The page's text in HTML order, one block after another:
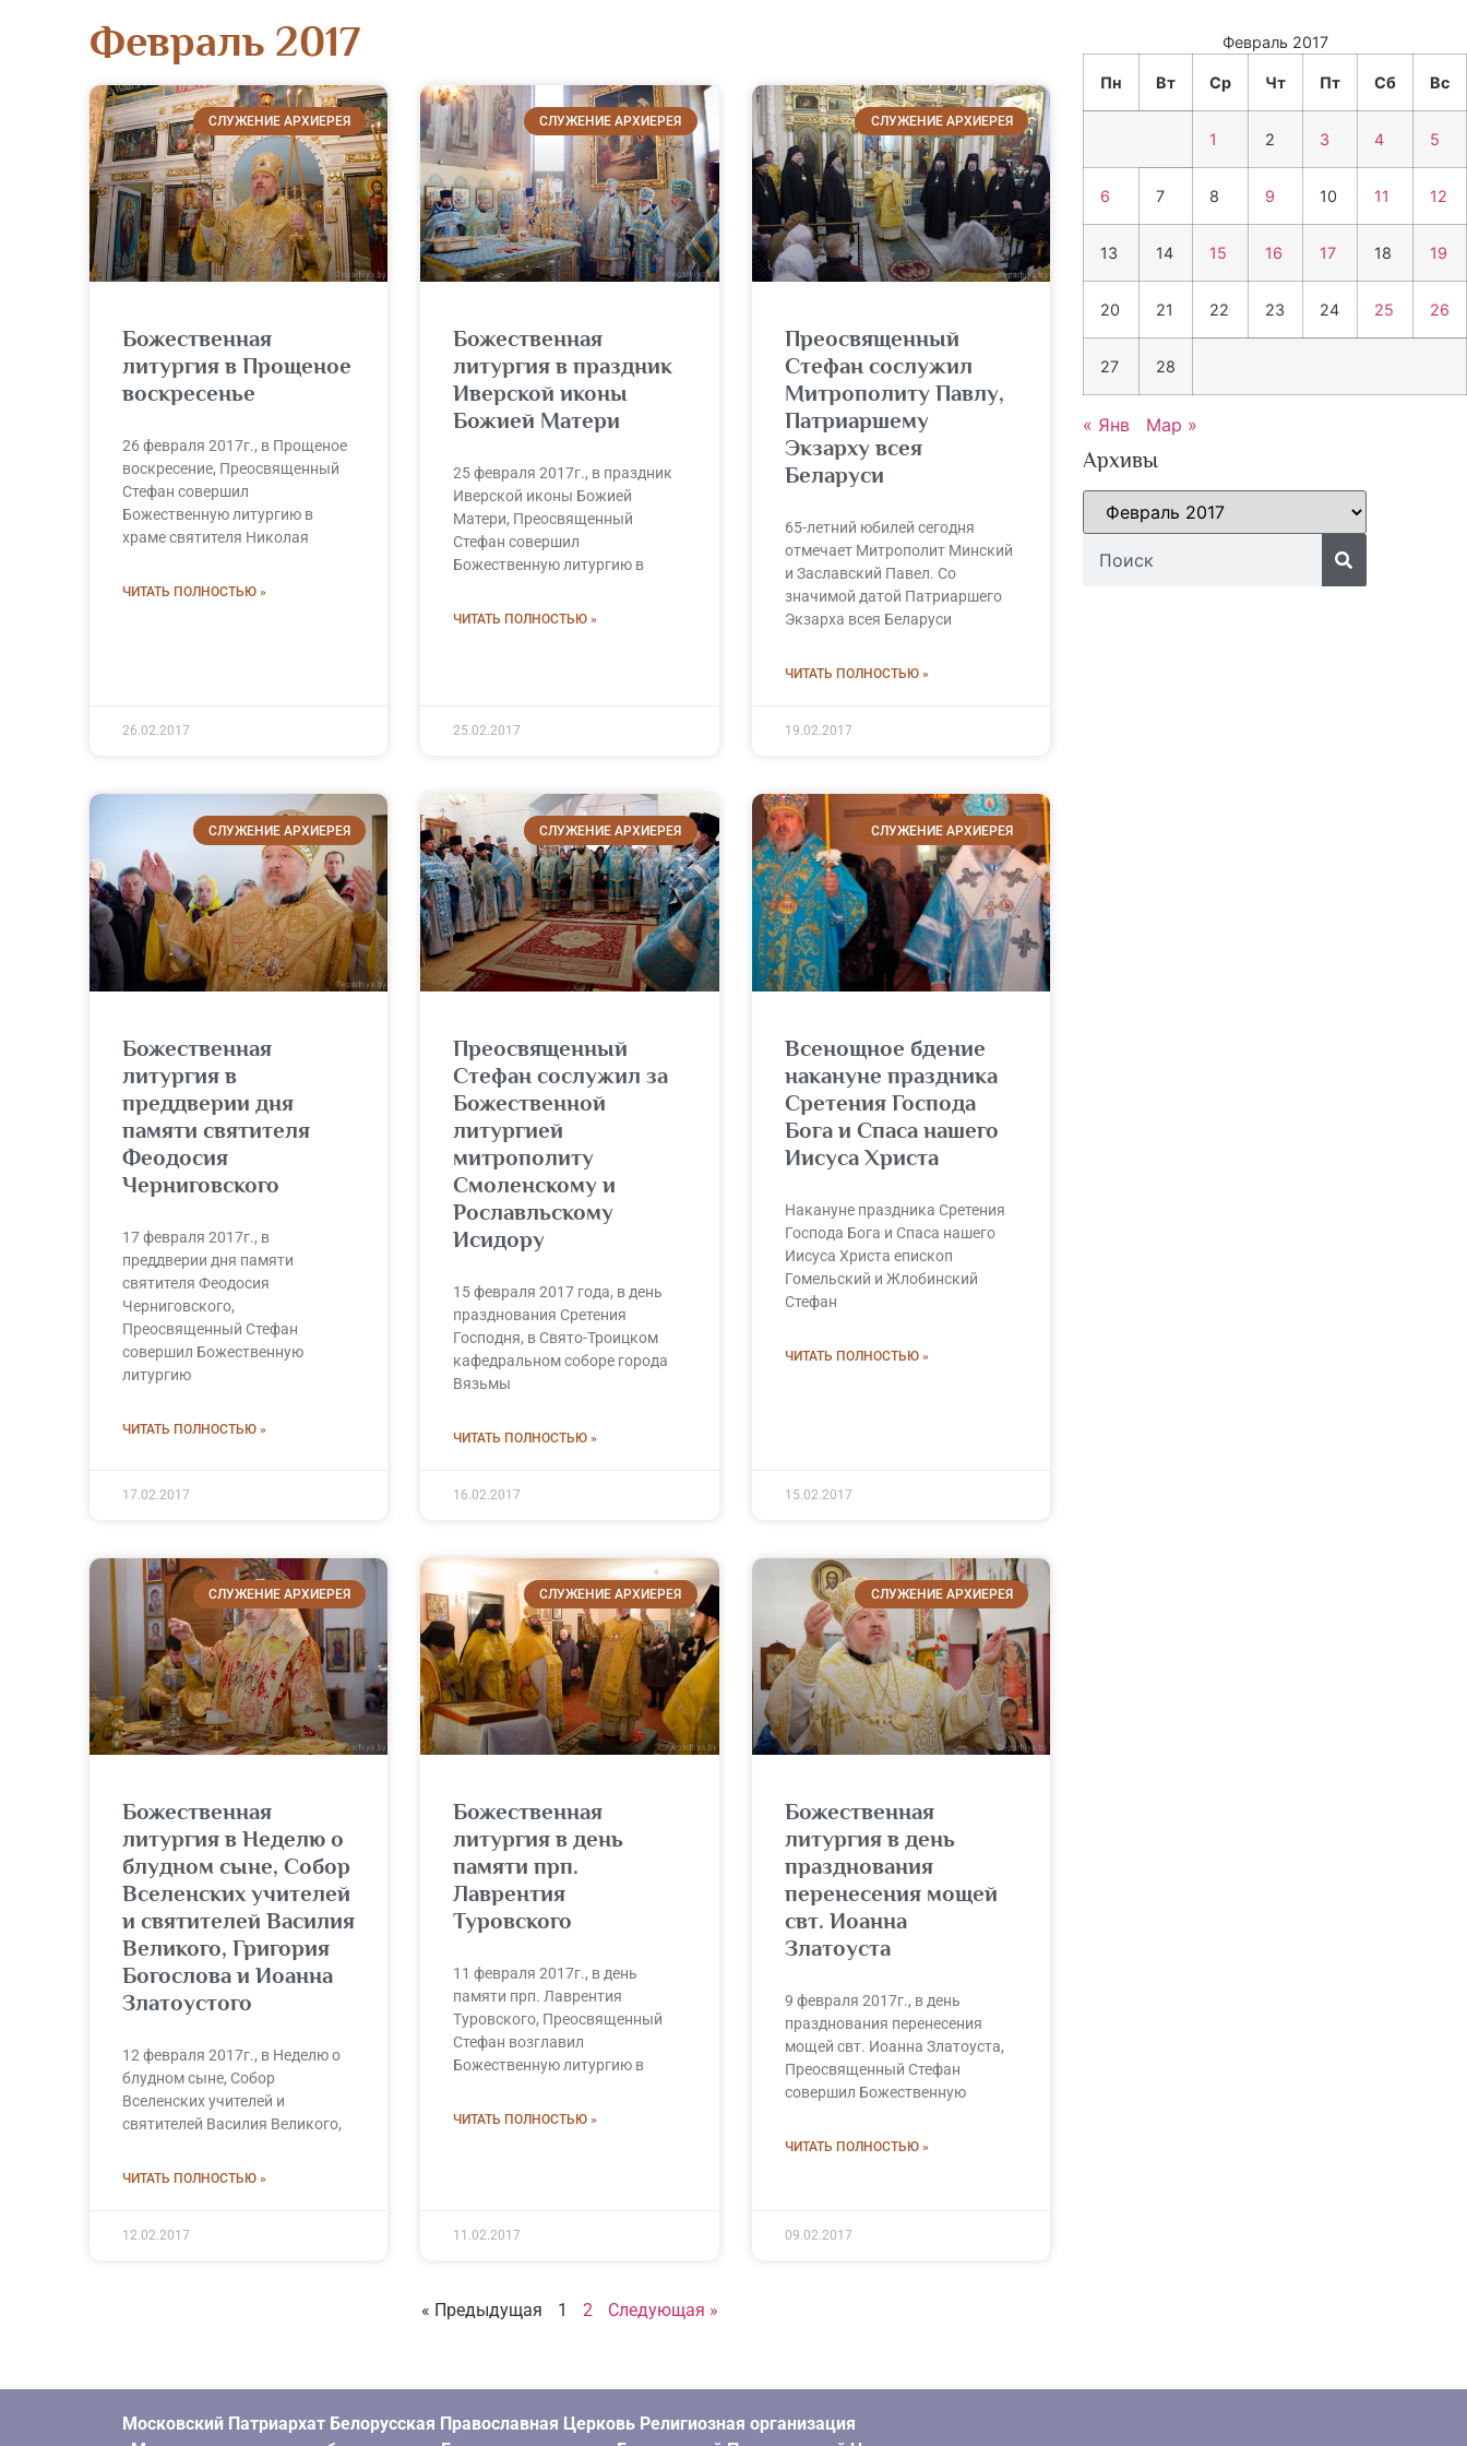
Февраль 2017
СЛУЖЕНИЕ АРХИЕРЕЯ
Божественная
литургия в Прощеное
воскресенье
26 февраля 2017г., в Прощеное
воскресение, Преосвященный
Стефан совершил
Божественную литургию в
храме святителя Николая
ЧИТАТЬ ПОЛНОСТЬЮ »
26.02.2017
СЛУЖЕНИЕ АРХИЕРЕЯ
Божественная
литургия в праздник
Иверской иконы
Божией Матери
25 февраля 2017г., в праздник
Иверской иконы Божией
Матери, Преосвященный
Стефан совершил
Божественную литургию в
ЧИТАТЬ ПОЛНОСТЬЮ »
25.02.2017
СЛУЖЕНИЕ АРХИЕРЕЯ
Преосвященный
Стефан сослужил
Митрополиту Павлу,
Патриаршему
Экзарху всея
Беларуси
65-летний юбилей сегодня
отмечает Митрополит Минский
и Заславский Павел. Со
значимой датой Патриаршего
Экзарха всея Беларуси
ЧИТАТЬ ПОЛНОСТЬЮ »
19.02.2017
СЛУЖЕНИЕ АРХИЕРЕЯ
Божественная
литургия в
преддверии дня
памяти святителя
Феодосия
Черниговского
17 февраля 2017г., в
преддверии дня памяти
святителя Феодосия
Черниговского,
Преосвященный Стефан
совершил Божественную
литургию
ЧИТАТЬ ПОЛНОСТЬЮ »
17.02.2017
СЛУЖЕНИЕ АРХИЕРЕЯ
Преосвященный
Стефан сослужил за
Божественной
литургией
митрополиту
Смоленскому и
Рославльскому
Исидору
15 февраля 2017 года, в день
празднования Сретения
Господня, в Свято-Троицком
кафедральном соборе города
Вязьмы
ЧИТАТЬ ПОЛНОСТЬЮ »
16.02.2017
СЛУЖЕНИЕ АРХИЕРЕЯ
Всенощное бдение
накануне праздника
Сретения Господа
Бога и Спаса нашего
Иисуса Христа
Накануне праздника Сретения
Господа Бога и Спаса нашего
Иисуса Христа епископ
Гомельский и Жлобинский
Стефан
ЧИТАТЬ ПОЛНОСТЬЮ »
15.02.2017
СЛУЖЕНИЕ АРХИЕРЕЯ
Божественная
литургия в Неделю о
блудном сыне, Собор
Вселенских учителей
и святителей Василия
Великого, Григория
Богослова и Иоанна
Златоустого
12 февраля 2017г., в Неделю о
блудном сыне, Собор
Вселенских учителей и
святителей Василия Великого,
ЧИТАТЬ ПОЛНОСТЬЮ »
12.02.2017
СЛУЖЕНИЕ АРХИЕРЕЯ
Божественная
литургия в день
памяти прп.
Лаврентия
Туровского
11 февраля 2017г., в день
памяти прп. Лаврентия
Туровского, Преосвященный
Стефан возглавил
Божественную литургию в
ЧИТАТЬ ПОЛНОСТЬЮ »
11.02.2017
СЛУЖЕНИЕ АРХИЕРЕЯ
Божественная
литургия в день
празднования
перенесения мощей
свт. Иоанна
Златоуста
9 февраля 2017г., в день
празднования перенесения
мощей свт. Иоанна Златоуста,
Преосвященный Стефан
совершил Божественную
ЧИТАТЬ ПОЛНОСТЬЮ »
09.02.2017
« Предыдущая 1 2 Следующая »
Февраль 2017
Пн Вт Ср Чт Пт Сб Вс
1 2 3 4 5
6 7 8 9 10 11 12
13 14 15 16 17 18 19
20 21 22 23 24 25 26
27 28
« Янв Мар »
Архивы
Московский Патриархат Белорусская Православная Церковь Религиозная организация